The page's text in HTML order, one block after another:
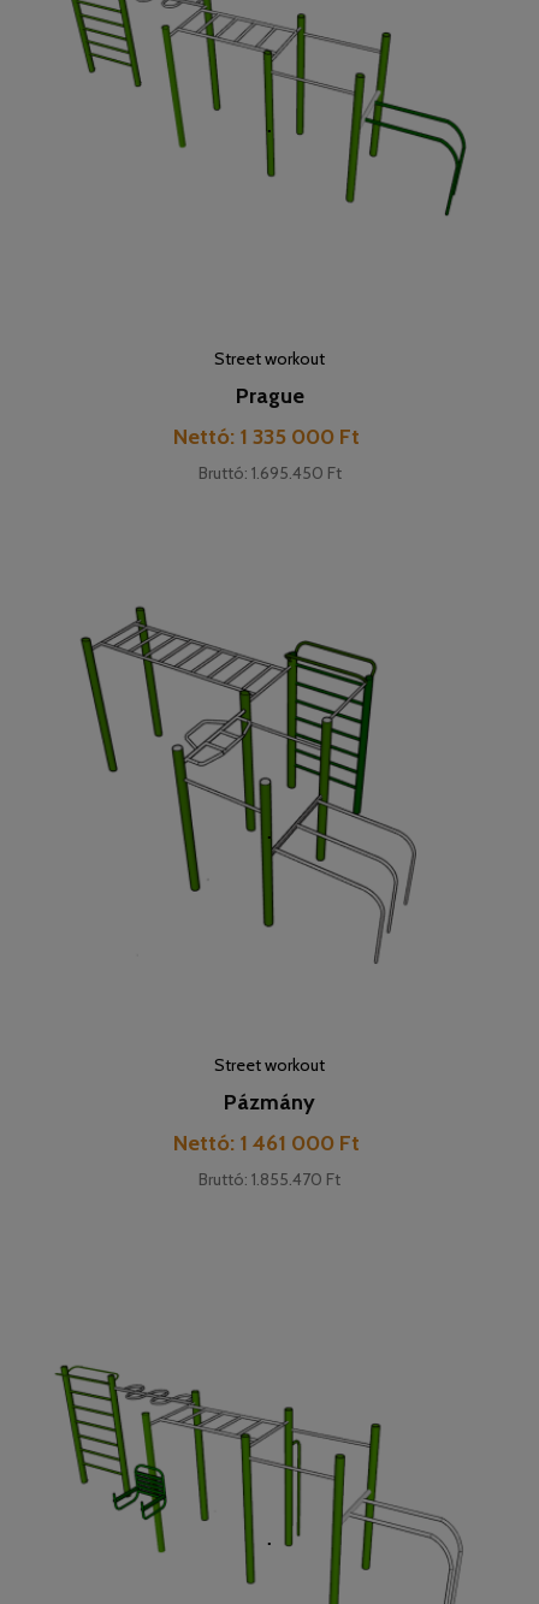
Street workout
Prague
Pret
Nettó: 1 335 000 Ft
Bruttó: 1.695.450 Ft
Street workout
Pázmány
Pret
Nettó: 1 461 000 Ft
Bruttó: 1.855.470 Ft